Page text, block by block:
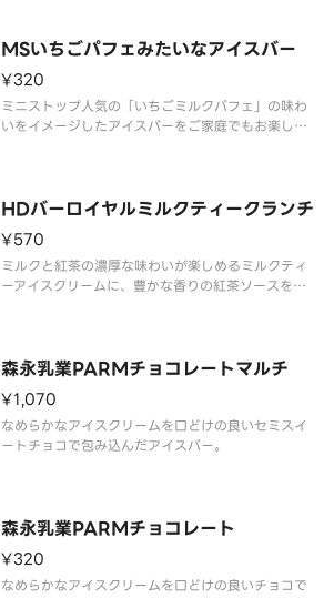
MSいちごパフェみたいなアイスバー
¥320
ミニストップ人気の「いちごミルクパフェ」の味わ
いをイメージしたアイスバーをご家庭でもお楽しみ
HDバーロイヤルミルクティークランチ
¥570
ミルクと紅茶の濃厚な味わいが楽しめるミルクティ
ーアイスクリームに、豊かな香りの紅茶ソースを合
森永乳業PARMチョコレートマルチ
¥1,070
なめらかなアイスクリームを口どけの良いセミスイ
ートチョコで包み込んだアイスバー。
森永乳業PARMチョコレート
¥320
なめらかなアイスクリームを口どけの良いチョコで